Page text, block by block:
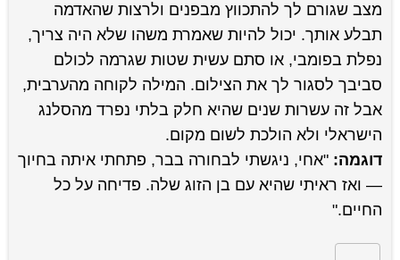
מצב שגורם לך להתכווץ מבפנים ולרצות שהאדמה
תבלע אותך. יכול להיות שאמרת משהו שלא היה צריך,
נפלת בפומבי, או סתם עשית שטות שגרמה לכולם
סביבך לסגור לך את הצילום. המילה לקוחה מהערבית,
אבל זה עשרות שנים שהיא חלק בלתי נפרד מהסלנג
הישראלי ולא הולכת לשום מקום.
דוגמה: "אחי, ניגשתי לבחורה בבר, פתחתי איתה בחיוך
— ואז ראיתי שהיא עם בן הזוג שלה. פדיחה על כל
החיים."